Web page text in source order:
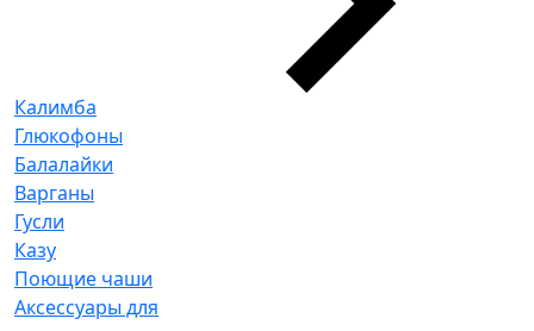
Калимба
Глюкофоны
Балалайки
Варганы
Гусли
Казу
Поющие чаши
Аксессуары для